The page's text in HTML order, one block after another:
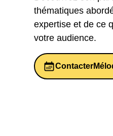
thématiques
expertise et de ce
votre audience.
Contacter